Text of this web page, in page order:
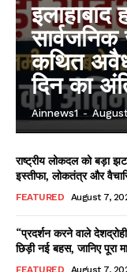
इलाहाबाद
कथित
दिन का
Ainnews1 -
राष्ट्रीय लोकदल को बड़ा
इस्तीफा, लोकतंत्र और
FEATURED August 7,
“प्रदर्शन करने वाले
छिड़ी नई बहस, जानिए पूरा